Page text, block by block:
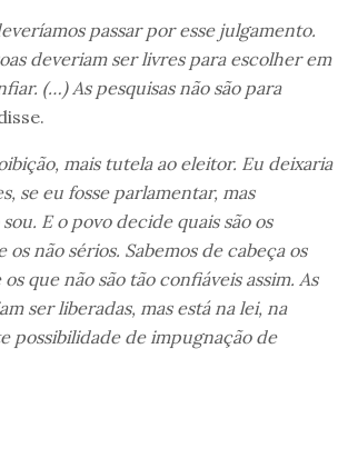
passar por esse julgamento.
deveriam ser livres para escolher em
(…) As pesquisas não são para
mais tutela ao eleitor. Eu deixaria
se eu fosse parlamentar, mas
E o povo decide quais são os
os não sérios. Sabemos de cabeça os
que não são tão confiáveis assim. As
ser liberadas, mas está na lei, na
possibilidade de impugnação de